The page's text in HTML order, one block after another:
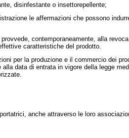
disinfestante o insettorepellente;
le affermazioni che possono
contemporaneamente, alla
caratteristiche del prodotto.
per la produzione e il commercio dei
data di entrata in vigore della legge
anche attraverso le loro